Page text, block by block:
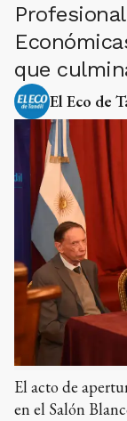
que
El Eco de
El acto de
en el Salón